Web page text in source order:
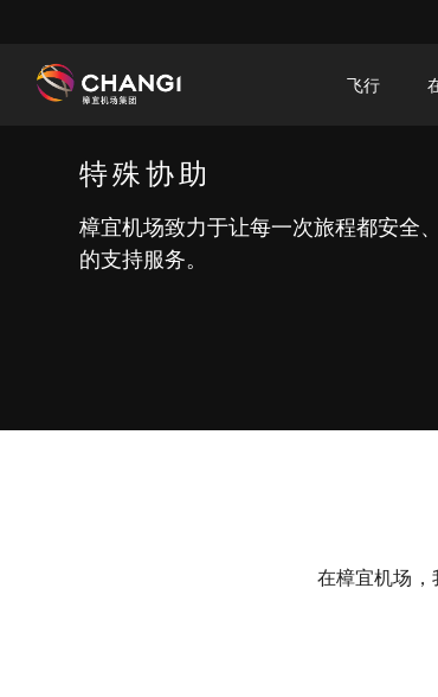
飞行
特殊协助
樟宜机场致力于让每一次旅程都安全
的支持服务。
在樟宜机场